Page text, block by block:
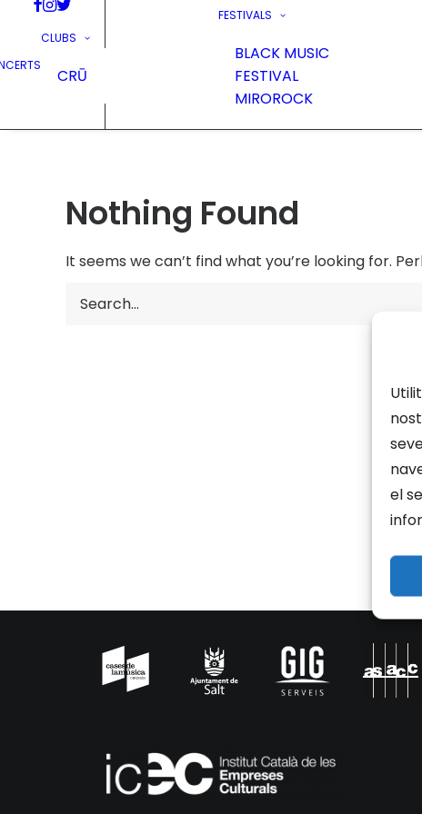
el
CLUBS
CRŪ
FESTIVALS
BLACK MUSIC
FESTIVAL
MIROROCK
Nothing Found
It seems we can’t find what you’re looking for.